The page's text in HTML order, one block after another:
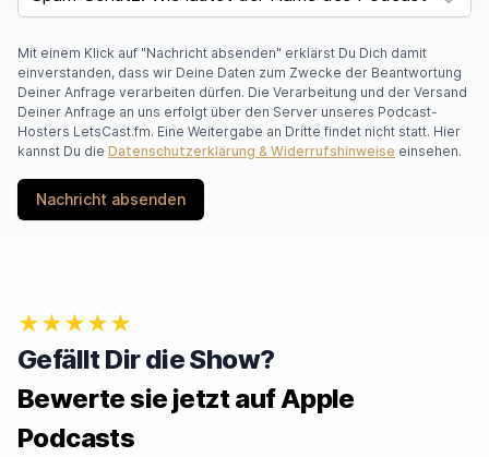
Mit einem Klick auf "Nachricht absenden" erklärst Du Dich damit
einverstanden, dass wir Deine Daten zum Zwecke der Beantwortung
Deiner Anfrage verarbeiten dürfen. Die Verarbeitung und der Versand
Deiner Anfrage an uns erfolgt über den Server unseres Podcast-
Hosters LetsCast.fm. Eine Weitergabe an Dritte findet nicht statt. Hier
kannst Du die Datenschutzerklärung & Widerrufshinweise einsehen.
Nachricht absenden
★★★★★
Gefällt Dir die Show?
Bewerte sie jetzt auf Apple
Podcasts